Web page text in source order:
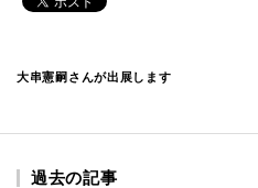
大串憲嗣さんが出展します
過去の記事